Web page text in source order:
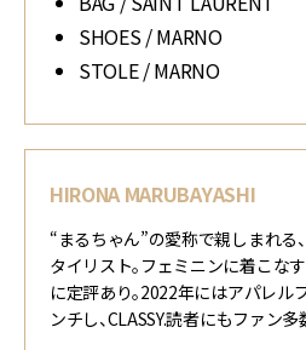
SHOES / MARNO
STOLE / MARNO
HIRONA MARUBAYASHI
“まるちゃん”の愛称で親しまれる
タイリスト。フェミニンに着こな
に定評あり。2022年にはアパレル
ンチし、CLASSY.読者にもファン多